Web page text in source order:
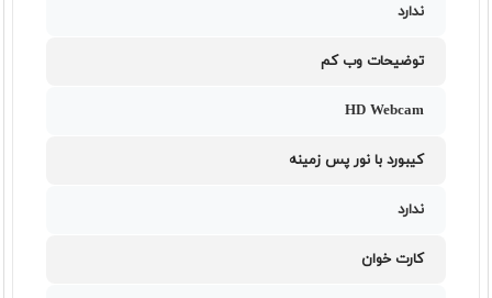
ندارد
توضیحات وب کم
HD Webcam
کیبورد با نور پس زمینه
ندارد
کارت خوان